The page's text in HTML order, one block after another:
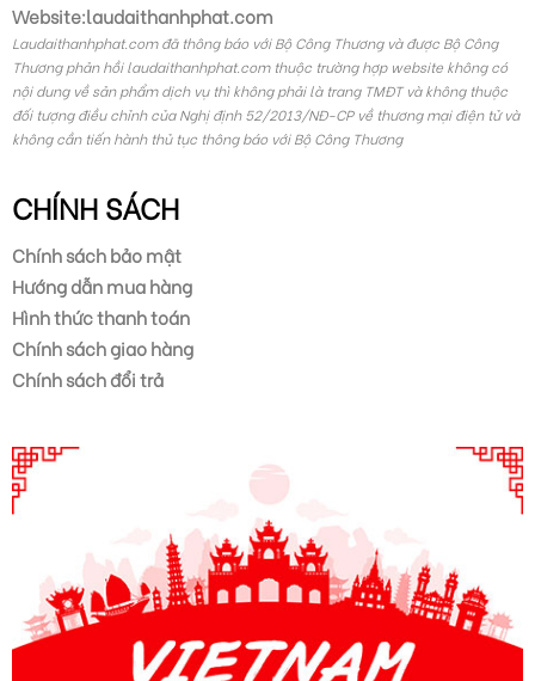
Website:laudaithanhphat.com
Laudaithanhphat.com đã thông báo với Bộ Công Thương và được Bộ Công
Thương phản hồi laudaithanhphat.com thuộc trường hợp website không có
nội dung về sản phẩm dịch vụ thì không phải là trang TMĐT và không thuộc
đối tượng điều chỉnh của Nghị định 52/2013/NĐ-CP về thương mại điện tử và
không cần tiến hành thủ tục thông báo với Bộ Công Thương
CHÍNH SÁCH
Chính sách bảo mật
Hướng dẫn mua hàng
Hình thức thanh toán
Chính sách giao hàng
Chính sách đổi trả